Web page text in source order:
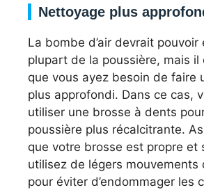
Nettoyage plus
La bombe d’air devrait pouvoir
plupart de la poussière, mais il
que vous ayez besoin de faire
plus approfondi. Dans ce cas,
utiliser une brosse à dents
poussière plus récalcitrante.
que votre brosse est propre et
utilisez de légers mouvements
pour éviter d’endommager les